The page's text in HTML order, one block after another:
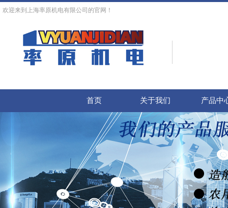
欢迎来到上海率原机电有限公司的官网！
首页 关于我们 产品中